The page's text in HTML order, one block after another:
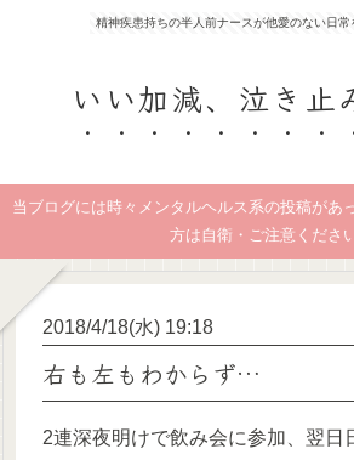
精神疾患持ちの半人前ナースが他愛のない日
いい加減、泣き止
当ブログには時々メンタルヘルス系の投稿があ
方は自衛・ご注意ください
2018/4/18(水) 19:18
右も左もわからず…
2連深夜明けで飲み会に参加、翌日